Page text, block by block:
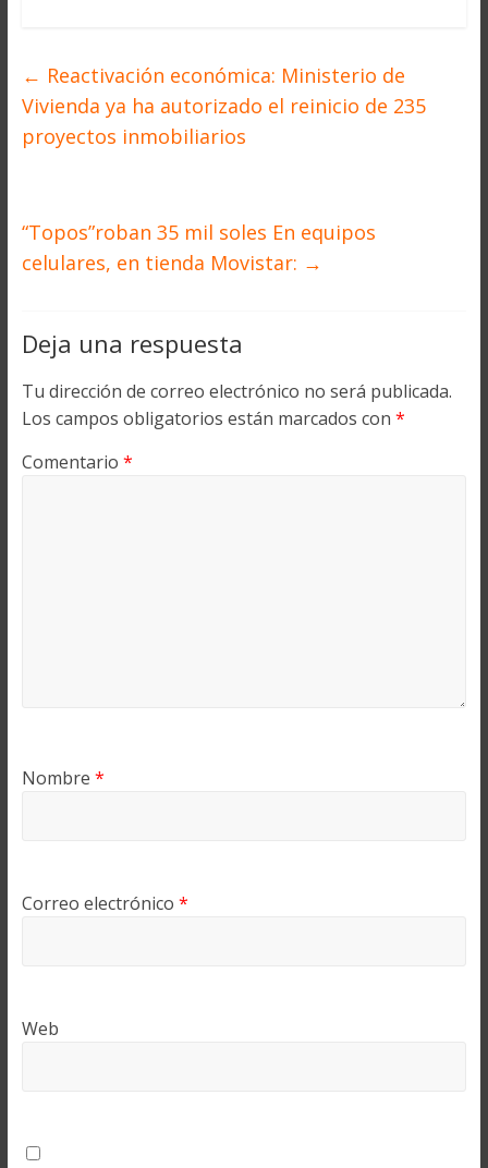
← Reactivación económica: Ministerio de
Vivienda ya ha autorizado el reinicio de 235
proyectos inmobiliarios
“Topos”roban 35 mil soles En equipos
celulares, en tienda Movistar: →
Deja una respuesta
Tu dirección de correo electrónico no será publicada.
Los campos obligatorios están marcados con *
Comentario *
Nombre *
Correo electrónico *
Web